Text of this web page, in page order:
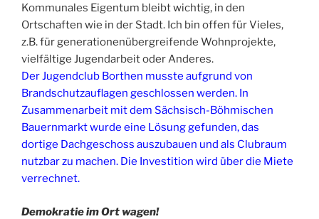
Kommunales Eigentum bleibt wichtig, in den
Ortschaften wie in der Stadt. Ich bin offen für Vieles,
z.B. für generationenübergreifende Wohnprojekte,
vielfältige Jugendarbeit oder Anderes.
Der Jugendclub Borthen musste aufgrund von
Brandschutzauflagen geschlossen werden. In
Zusammenarbeit mit dem Sächsisch-Böhmischen
Bauernmarkt wurde eine Lösung gefunden, das
dortige Dachgeschoss auszubauen und als Clubraum
nutzbar zu machen. Die Investition wird über die Miete
verrechnet.
Demokratie im Ort wagen!